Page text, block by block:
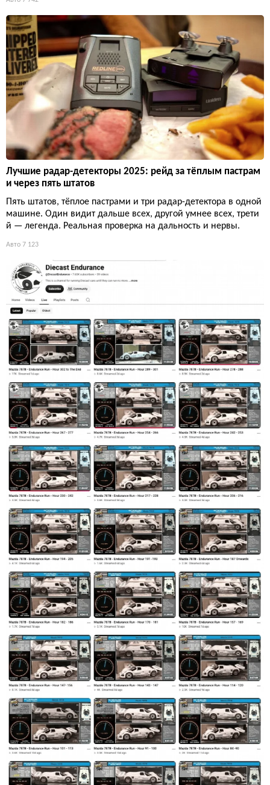
Лучшие радар-детекторы 2025: рейд за тёплым пастрам
и через пять штатов
Пять штатов, тёплое пастрами и три радар-детектора в одной
машине. Один видит дальше всех, другой умнее всех, трети
й — легенда. Реальная проверка на дальность и нервы.
Авто 7 123